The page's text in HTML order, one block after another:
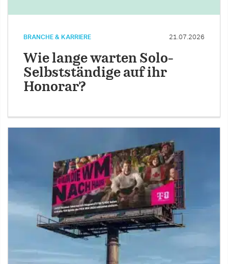
BRANCHE & KARRIERE 21.07.2026
Wie lange warten Solo-
Selbstständige auf ihr
Honorar?